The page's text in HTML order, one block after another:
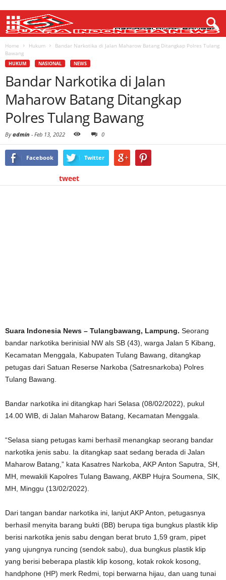
Home Hukum
Bandar Narkotika di Jalan Maharow Batang Ditangkap Polres Tulang
Bawang
HUKUM NASIONAL NEWS
Bandar Narkotika di Jalan
Maharow Batang Ditangkap
Polres Tulang Bawang
Byadmin - Feb 13, 2022 0
Facebook Twitter
tweet
Suara Indonesia News – Tulangbawang, Lampung. Seorang
bandar narkotika berinisial NW als SB (43), warga Jalan 5 Kibang,
Kecamatan Menggala, Kabupaten Tulang Bawang, ditangkap
petugas dari Satuan Reserse Narkoba (Satresnarkoba) Polres
Tulang Bawang.
Bandar narkotika ini ditangkap hari Selasa (08/02/2022), pukul
14.00 WIB, di Jalan Maharow Batang, Kecamatan Menggala.
“Selasa siang petugas kami berhasil menangkap seorang bandar
narkotika jenis sabu. Ia ditangkap saat sedang berada di Jalan
Maharow Batang,” kata Kasatres Narkoba, AKP Anton Saputra, SH,
MH, mewakili Kapolres Tulang Bawang, AKBP Hujra Soumena, SIK,
MH, Minggu (13/02/2022).
Dari tangan bandar narkotika ini, lanjut AKP Anton, petugasnya
berhasil menyita barang bukti (BB) berupa tiga bungkus plastik klip
berisi narkotika jenis sabu dengan berat bruto 1,59 gram, pipet
yang ujungnya runcing (sendok sabu), dua bungkus plastik klip
yang berisi beberapa plastik klip kosong, kotak rokok kosong,
handphone (HP) merk Redmi, topi berwarna hijau, dan uang tunai